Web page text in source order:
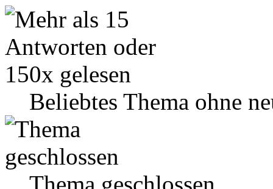
Beliebtes Thema ohne
Thema geschlossen